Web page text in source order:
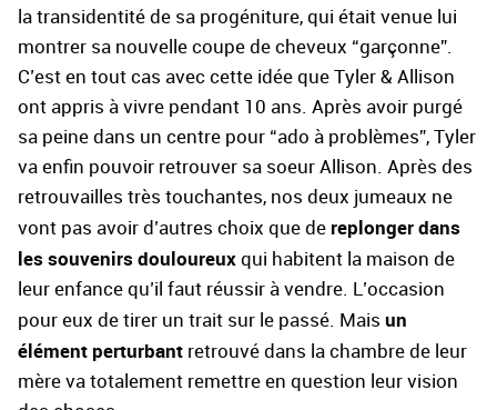
la transidentité de sa progéniture, qui était venue lui
montrer sa nouvelle coupe de cheveux “garçonne”.
C’est en tout cas avec cette idée que Tyler & Allison
ont appris à vivre pendant 10 ans. Après avoir purgé
sa peine dans un centre pour “ado à problèmes”, Tyler
va enfin pouvoir retrouver sa soeur Allison. Après des
retrouvailles très touchantes, nos deux jumeaux ne
vont pas avoir d’autres choix que de replonger dans
les souvenirs douloureux qui habitent la maison de
leur enfance qu’il faut réussir à vendre. L’occasion
pour eux de tirer un trait sur le passé. Mais un
élément perturbant retrouvé dans la chambre de leur
mère va totalement remettre en question leur vision